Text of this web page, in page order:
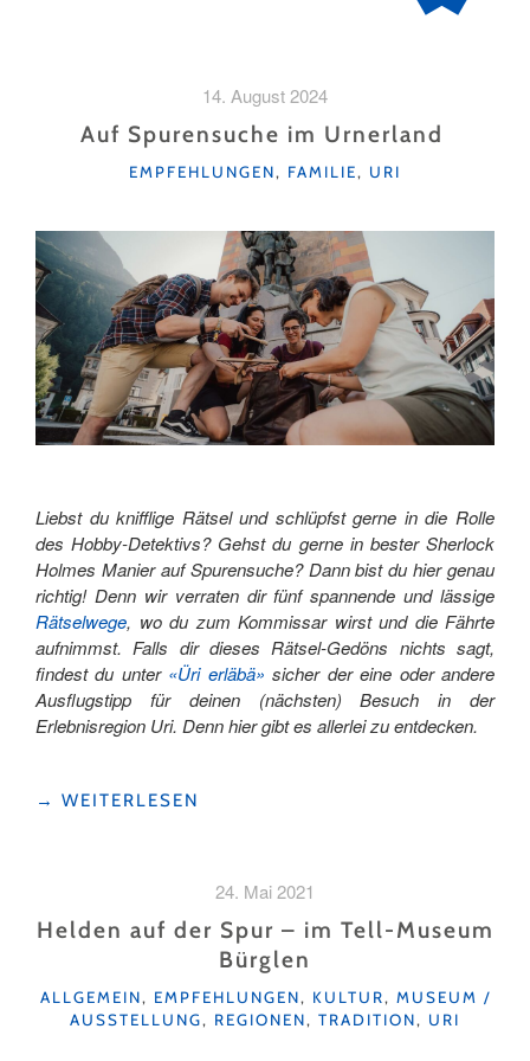
14. August 2024
Auf Spurensuche im Urnerland
KATEGORIEN
EMPFEHLUNGEN, FAMILIE, URI
Liebst du knifflige Rätsel und schlüpfst gerne in die Rolle
des Hobby-Detektivs? Gehst du gerne in bester Sherlock
Holmes Manier auf Spurensuche? Dann bist du hier genau
richtig! Denn wir verraten dir fünf spannende und lässige
Rätselwege, wo du zum Kommissar wirst und die Fährte
aufnimmst. Falls dir dieses Rätsel-Gedöns nichts sagt,
findest du unter «Üri erläbä» sicher der eine oder andere
Ausflugstipp für deinen (nächsten) Besuch in der
Erlebnisregion Uri. Denn hier gibt es allerlei zu entdecken.
"AUF
→ WEITERLESEN
24. Mai 2021
Helden auf der Spur – im Tell-Museum
Bürglen
KATEGORIEN
ALLGEMEIN, EMPFEHLUNGEN, KULTUR, MUSEUM /
AUSSTELLUNG, REGIONEN, TRADITION, URI